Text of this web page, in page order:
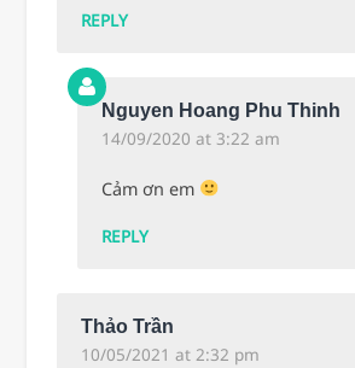
REPLY
Nguyen Hoang Phu Thinh
14/09/2020 at 3:22 am
Cảm ơn em
REPLY
Thảo Trần
10/05/2021 at 2:32 pm